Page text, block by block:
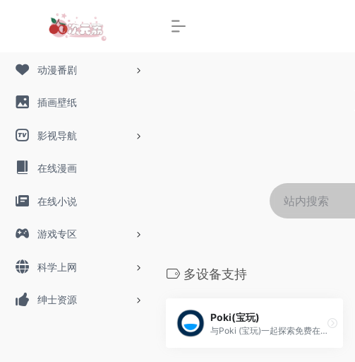
动漫番剧
插画壁纸
影视导航
在线漫画
在线小说
游戏专区
科学上网
绅士资源
多设备支持
Poki(宝玩)
与Poki (宝玩)一起探索免费在线游戏的世界！即刻玩耍，无需下载，享受与所有设备兼容的游戏。